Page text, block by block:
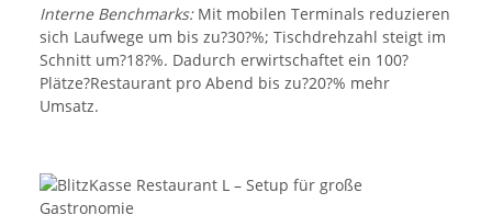
Interne Benchmarks:Mit mobilen Terminals reduzieren
sich Laufwege um bis zu?30?%; Tischdrehzahl steigt im
Schnitt um?18?%. Dadurch erwirtschaftet ein 100?
Plätze?Restaurant pro Abend bis zu?20?% mehr
Umsatz.